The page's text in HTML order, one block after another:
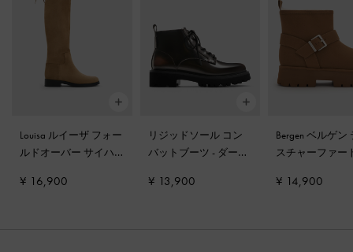
Louisa ルイーザ フォー
ルドオーバー サイハ
¥ 16,900
リジッドソール コン
バットブーツ - ダーク
¥ 13,900
Bergen ベルゲン
スチャーファー
トフォームアン
¥ 14,900